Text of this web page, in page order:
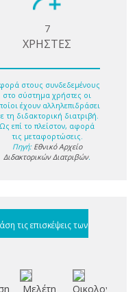
7
ΧΡΗΣΤΕΣ
στους συνδεδεμένους
στο σύστημα χρήστες οι
έχουν αλληλεπιδράσει
τη διδακτορική διατριβή.
Ως επί το πλείστον, αφορά
τις μεταφορτώσεις.
Πηγή: Εθνικό Αρχείο
Διδακτορικών Διατριβών.
τις επισκέψεις των
Μελέτη
Οικολογία